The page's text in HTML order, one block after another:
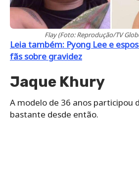
Flay (Foto: Reprodução/TV
Leia também: Pyong Lee e
fãs sobre gravidez
Jaque Khury
A modelo de 36 anos participou
bastante desde então.